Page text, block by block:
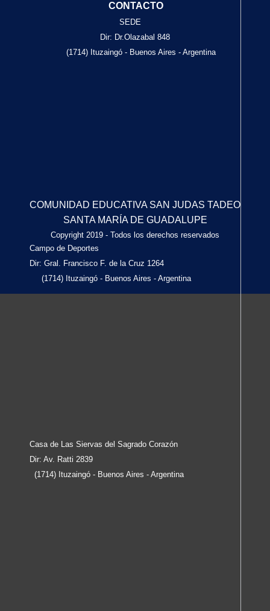
CONTACTO
SEDE
Dir: Dr.Olazabal 848
(1714) Ituzaingó - Buenos Aires - Argentina
Campo de Deportes
Dir: Gral. Francisco F. de la Cruz 1264
(1714) Ituzaingó - Buenos Aires - Argentina
Casa de Las Siervas del Sagrado Corazón
Dir: Av. Ratti 2839
(1714) Ituzaingó - Buenos Aires - Argentina
COMUNIDAD EDUCATIVA SAN JUDAS TADEO
SANTA MARÍA DE GUADALUPE
Copyright 2019 - Todos los derechos reservados